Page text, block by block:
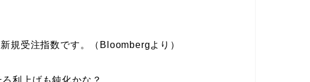
規受注指数です。（Bloombergより）
利上げも鈍化かな？